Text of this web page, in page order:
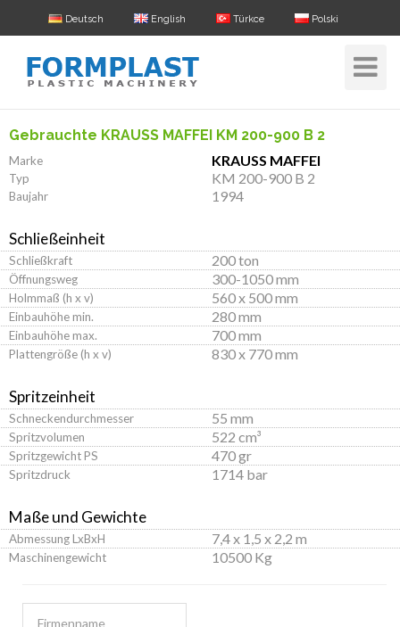
Deutsch English Türkce Polski
Toggle
Gebrauchte KRAUSS MAFFEI KM 200-900 B 2
Marke KRAUSS MAFFEI
Typ KM 200-900 B 2
Baujahr 1994
Schließeinheit
Schließkraft 200 ton
Öffnungsweg 300-1050 mm
Holmmaß (h x v) 560 x 500 mm
Einbauhöhe min. 280 mm
Einbauhöhe max. 700 mm
Plattengröße (h x v) 830 x 770 mm
Spritzeinheit
Schneckendurchmesser 55 mm
Spritzvolumen 522 cm³
Spritzgewicht PS 470 gr
Spritzdruck 1714 bar
Maße und Gewichte
Abmessung LxBxH 7,4 x 1,5 x 2,2 m
Maschinengewicht 10500 Kg